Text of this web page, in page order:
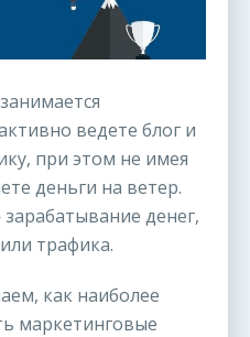
ведете блог и
при этом не имея
деньги на ветер.
денег,
трафика.
как наиболее
маркетинговые